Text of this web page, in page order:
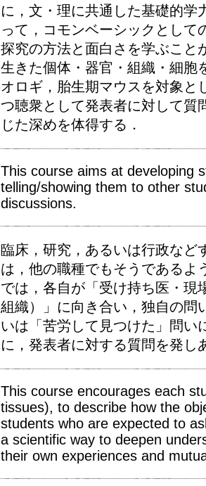
に，文・理に共通した基礎的学
って，コモンベーシックとし
探究の方法と面白さを学ぶこと
生きた個体・器官・組織・細胞
オロギ，胎生期マウスを対象と
つ聴衆として発表者に対して質
じた深めを体得する．
This course aims at developing
telling/showing them to other
discussions.
臨床，研究，あるいは行政など
は，他の職種でもそうであるよ
では，各自が「受け持ち医・現
組織）」に向き合い，独自の問
いは「苦労して見つけた」問い
に，発表者に対する質問を発し
This course encourages each
tissues), to describe how the
students who are expected to
a scientific way to deepen
their own experiences and